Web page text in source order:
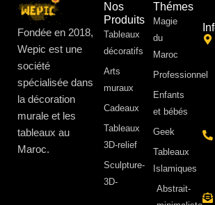
Fondée en 2018,
Wepic est une
société
spécialisée dans
la décoration
murale et les
tableaux au
Maroc.
Nos
Produits
Tableaux
décoratifs
Arts
muraux
Cadeaux
Tableaux
3D-relief
Sculpture-
3D-
Thémes
Magie
du
Maroc
Professionnel
Enfants
et bébés
Geek
Tableaux
Islamiques
Abstrait-